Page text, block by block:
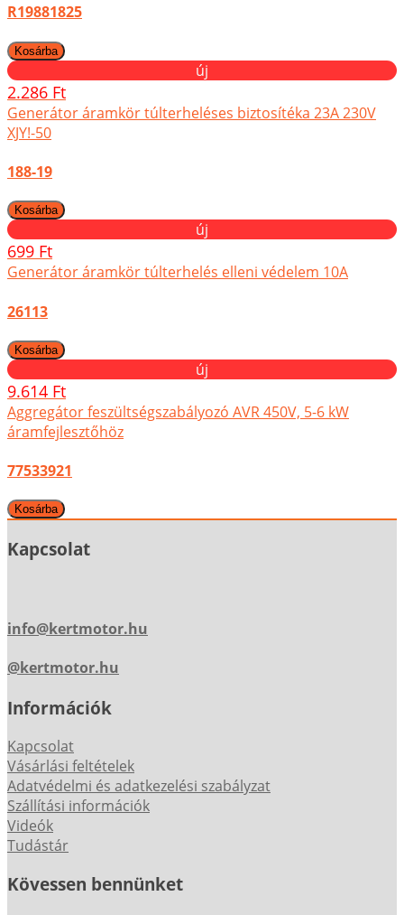
R19881825
új
2.286 Ft
Generátor áramkör túlterheléses biztosítéka 23A 230V
XJY!-50
188-19
új
699 Ft
Generátor áramkör túlterhelés elleni védelem 10A
26113
új
9.614 Ft
Aggregátor feszültségszabályozó AVR 450V, 5-6 kW
áramfejlesztőhöz
77533921
Kapcsolat
info@kertmotor.hu
@kertmotor.hu
Információk
Kapcsolat
Vásárlási feltételek
Adatvédelmi és adatkezelési szabályzat
Szállítási információk
Videók
Tudástár
Kövessen bennünket